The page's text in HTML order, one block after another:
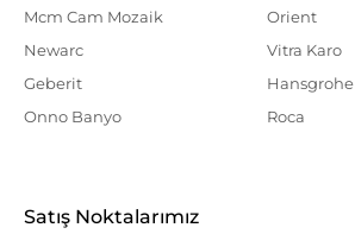
Mcm Cam Mozaik
Newarc
Geberit
Onno Banyo
Orient
Vitra Karo
Hansgrohe
Roca
Satış Noktalarımız